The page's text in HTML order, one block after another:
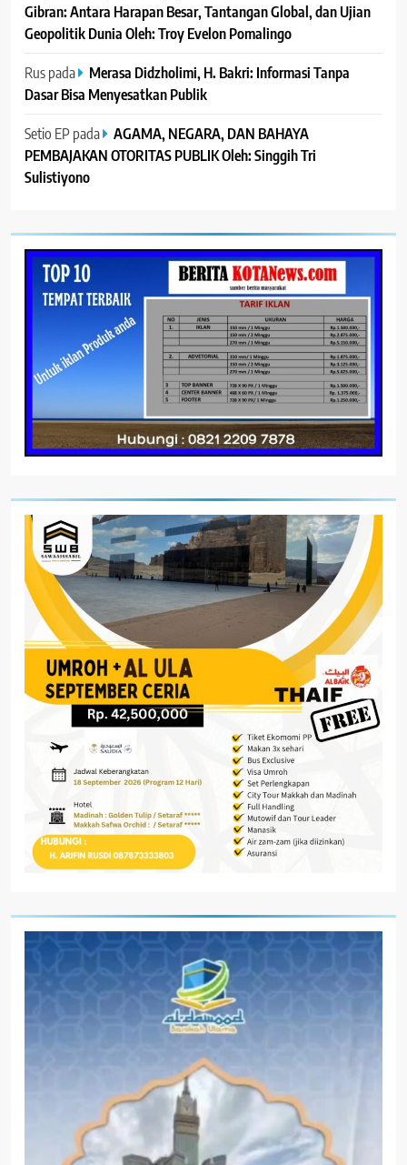
Gibran: Antara Harapan Besar, Tantangan Global, dan Ujian
Geopolitik Dunia Oleh: Troy Evelon Pomalingo
Ruspada
Merasa Didzholimi, H. Bakri: Informasi Tanpa
Dasar Bisa Menyesatkan Publik
Setio EP pada
AGAMA, NEGARA, DAN BAHAYA
PEMBAJAKAN OTORITAS PUBLIK Oleh: Singgih Tri
Sulistiyono